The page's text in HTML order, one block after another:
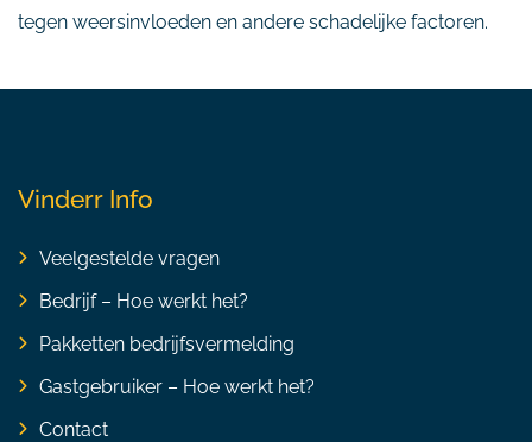
tegen weersinvloeden en andere schadelijke factoren.
Vinderr Info
Veelgestelde vragen
Bedrijf – Hoe werkt het?
Pakketten bedrijfsvermelding
Gastgebruiker – Hoe werkt het?
Contact